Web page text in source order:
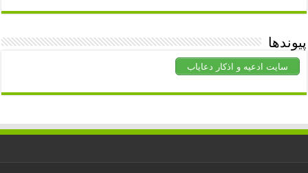
پیوندها
سایت ادعیه و اذکار دعایاب